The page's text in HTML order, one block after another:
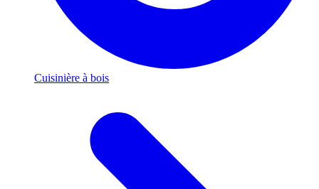
Cuisinière à bois